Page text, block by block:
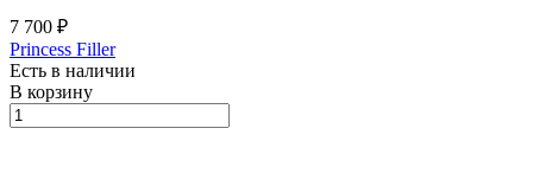
7 700 ₽
Princess Filler
Есть в наличии
В корзину